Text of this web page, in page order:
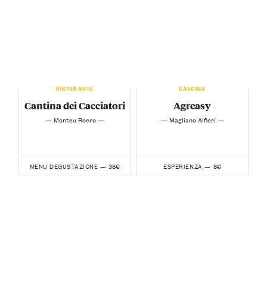
RISTORANTE
Cantina dei Cacciatori
— Monteu Roero —
MENU DEGUSTAZIONE — 38€
CASCINA
Agreasy
— Magliano Alfieri —
ESPERIENZA — 8€